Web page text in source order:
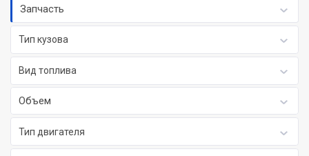
Запчасть
Тип кузова
Вид топлива
Объем
Тип двигателя